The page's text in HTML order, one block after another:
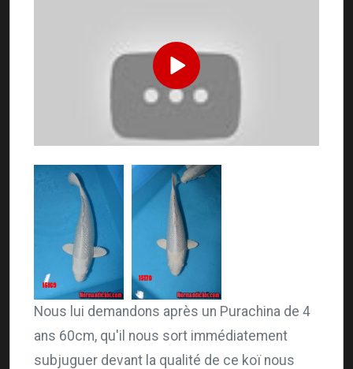
Nous lui demandons après un Purachina de 4
ans 60cm, qu'il nous sort immédiatement
subjuguer devant la qualité de ce koï nous